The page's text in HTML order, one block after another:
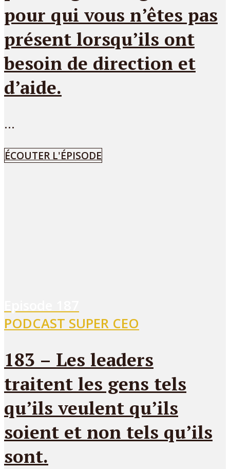
pour qui vous n’êtes pas
présent lorsqu’ils ont
besoin de direction et
d’aide.
...
ÉCOUTER L'ÉPISODE
PODCAST SUPER CEO
183 – Les leaders
traitent les gens tels
qu’ils veulent qu’ils
soient et non tels qu’ils
sont.